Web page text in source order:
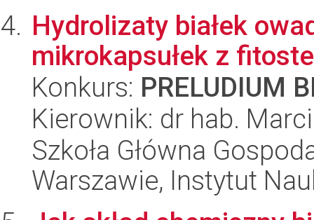
Hydrolizaty białek
mikrokapsułek z
Konkurs: PRELUDIUM
Kierownik: dr hab.
Szkoła Główna
Warszawie, Instytut